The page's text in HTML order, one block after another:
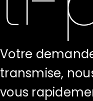
Votre
transmise,
vous